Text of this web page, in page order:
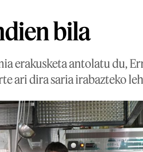
bila
erakusketa antolatu du,
ari dira saria irabazteko